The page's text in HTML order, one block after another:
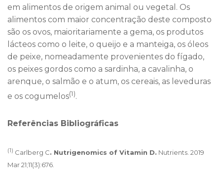
em alimentos de origem animal ou vegetal. Os
alimentos com maior concentração deste composto
são os ovos, maioritariamente a gema, os produtos
lácteos como o leite, o queijo e a manteiga, os óleos
de peixe, nomeadamente provenientes do fígado,
os peixes gordos como a sardinha, a cavalinha, o
arenque, o salmão e o atum, os cereais, as leveduras
e os cogumelos(1).
Referências Bibliográficas
(1) Carlberg C. Nutrigenomics of Vitamin D. Nutrients. 2019
Mar 21;11(3):676.